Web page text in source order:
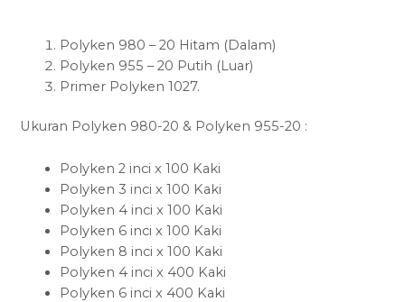
Polyken 980 – 20 Hitam (Dalam)
Polyken 955 – 20 Putih (Luar)
Primer Polyken 1027.
Ukuran Polyken 980-20 & Polyken 955-20 :
Polyken 2 inci x 100 Kaki
Polyken 3 inci x 100 Kaki
Polyken 4 inci x 100 Kaki
Polyken 6 inci x 100 Kaki
Polyken 8 inci x 100 Kaki
Polyken 4 inci x 400 Kaki
Polyken 6 inci x 400 Kaki